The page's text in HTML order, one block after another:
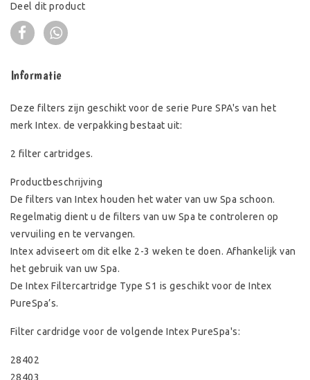
Deel dit product
Informatie
Deze filters zijn geschikt voor de serie Pure SPA's van het
merk Intex. de verpakking bestaat uit:
2 filter cartridges.
Productbeschrijving
De filters van Intex houden het water van uw Spa schoon.
Regelmatig dient u de filters van uw Spa te controleren op
vervuiling en te vervangen.
Intex adviseert om dit elke 2-3 weken te doen. Afhankelijk van
het gebruik van uw Spa.
De Intex Filtercartridge Type S1 is geschikt voor de Intex
PureSpa’s.
Filter cardridge voor de volgende Intex PureSpa's:
28402
28403